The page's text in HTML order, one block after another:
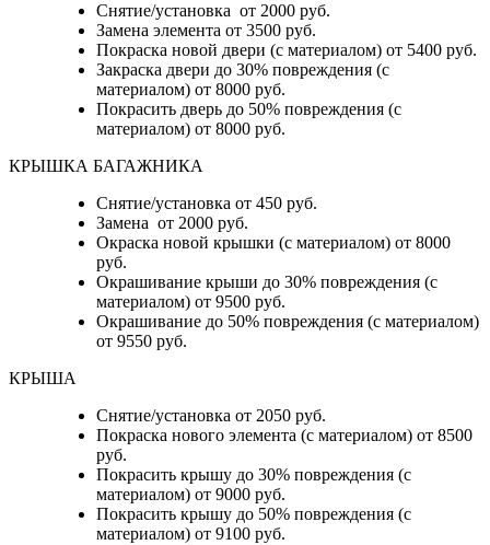
Снятие/установка от 2000 руб.
Замена элемента от 3500 руб.
Покраска новой двери (с материалом) от 5400 руб.
Закраска двери до 30% повреждения (с
материалом) от 8000 руб.
Покрасить дверь до 50% повреждения (с
материалом) от 8000 руб.
КРЫШКА БАГАЖНИКА
Снятие/установка от 450 руб.
Замена от 2000 руб.
Окраска новой крышки (с материалом) от 8000
руб.
Окрашивание крыши до 30% повреждения (с
материалом) от 9500 руб.
Окрашивание до 50% повреждения (с материалом)
от 9550 руб.
КРЫША
Снятие/установка от 2050 руб.
Покраска нового элемента (с материалом) от 8500
руб.
Покрасить крышу до 30% повреждения (с
материалом) от 9000 руб.
Покрасить крышу до 50% повреждения (с
материалом) от 9100 руб.